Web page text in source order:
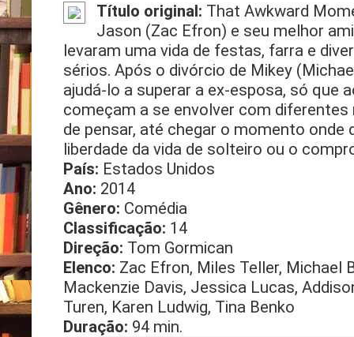
Título original: That Awkward
Jason (Zac Efron) e seu melhor
levaram uma vida de festas, farra e
sérios. Após o divórcio de Mikey
ajudá-lo a superar a ex-esposa, só que
começam a se envolver com
de pensar, até chegar o momento onde
liberdade da vida de solteiro ou o
País: Estados Unidos
Ano: 2014
Gênero: Comédia
Classificação: 14
Direção: Tom Gormican
Elenco: Zac Efron, Miles Teller, Michael
Mackenzie Davis, Jessica Lucas,
Turen, Karen Ludwig, Tina Benko
Duração: 94 min.